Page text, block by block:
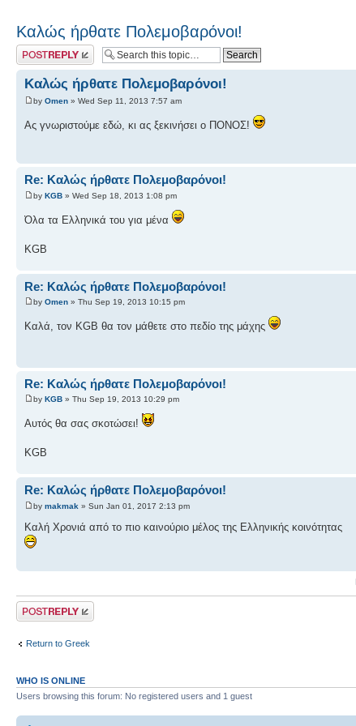
Καλώς ήρθατε Πολεμοβαρόνοι!
Post a reply
Καλώς ήρθατε Πολεμοβαρόνοι!
by Omen » Wed Sep 11, 2013 7:57 am
Ας γνωριστούμε εδώ, κι ας ξεκινήσει ο ΠΟΝΟΣ!
Re: Καλώς ήρθατε Πολεμοβαρόνοι!
by KGB » Wed Sep 18, 2013 1:08 pm
Όλα τα Ελληνικά του για μένα
KGB
Re: Καλώς ήρθατε Πολεμοβαρόνοι!
by Omen » Thu Sep 19, 2013 10:15 pm
Καλά, τον KGB θα τον μάθετε στο πεδίο της μάχης
Re: Καλώς ήρθατε Πολεμοβαρόνοι!
by KGB » Thu Sep 19, 2013 10:29 pm
Αυτός θα σας σκοτώσει!
KGB
Re: Καλώς ήρθατε Πολεμοβαρόνοι!
by makmak » Sun Jan 01, 2017 2:13 pm
Καλή Χρονιά από το πιο καινούριο μέλος της Ελληνικής κοινότητας
Post a reply
Return to Greek
WHO IS ONLINE
Users browsing this forum: No registered users and 1 guest